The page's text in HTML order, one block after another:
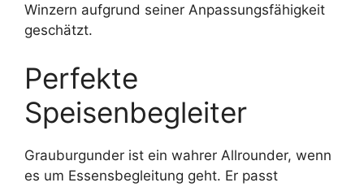
Winzern aufgrund seiner Anpassungsfähigkeit
geschätzt.
Perfekte
Speisenbegleiter
Grauburgunder ist ein wahrer Allrounder, wenn
es um Essensbegleitung geht. Er passt